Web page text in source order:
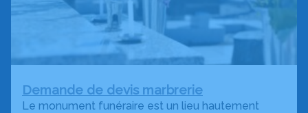
Demande de devis marbrerie
Le monument funéraire est un lieu hautement